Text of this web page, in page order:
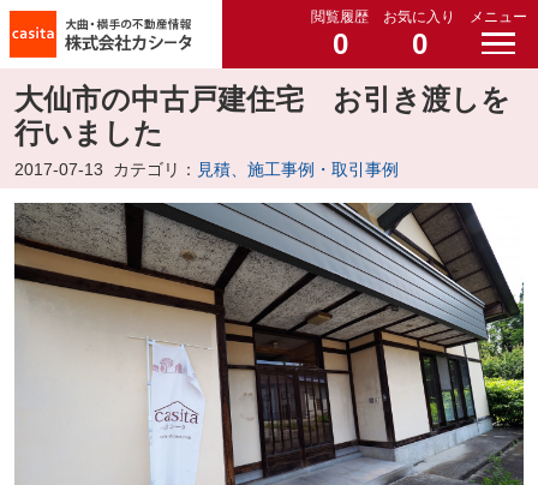
閲覧履歴
0
お気に入り
0
メニュー
大仙市の中古戸建住宅 お引き渡しを
行いました
2017-07-13 カテゴリ： 見積、施工事例・取引事例